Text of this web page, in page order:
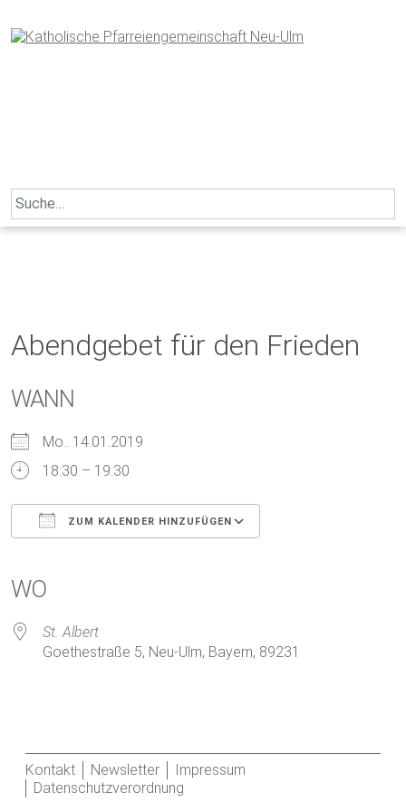
to
content
Search
for:
Abendgebet für den Frieden
WANN
Mo.. 14.01.2019
18:30 – 19:30
ZUM KALENDER HINZUFÜGEN
WO
St. Albert
Goethestraße 5, Neu-Ulm, Bayern, 89231
Kontakt Newsletter
Impressum
Datenschutzverordnung